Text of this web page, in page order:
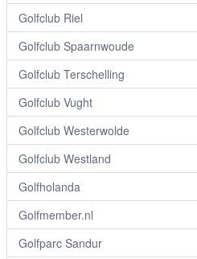
Golfclub Riel
Golfclub Spaarnwoude
Golfclub Terschelling
Golfclub Vught
Golfclub Westerwolde
Golfclub Westland
Golfholanda
Golfmember.nl
Golfparc Sandur